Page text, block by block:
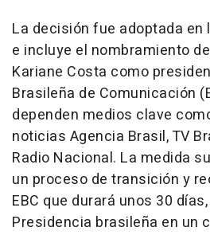
La decisión fue adoptada en
e incluye el nombramiento
Kariane Costa como
Brasileña de Comunicación
dependen medios clave
noticias Agencia Brasil, TV
Radio Nacional. La medida
un proceso de transición y
EBC que durará unos 30
Presidencia brasileña en un